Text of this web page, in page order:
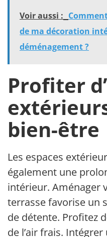
Voir aussi :
de ma décoration
déménagement ?
Profiter
bien-être
Les espaces
également une
intérieur. Aménager
terrasse favorise un
de détente. Profitez
de l’air frais.